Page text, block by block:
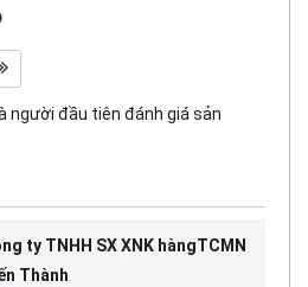
người đầu tiên đánh giá sản
ty TNHH SX XNK hàngTCMN
Thành